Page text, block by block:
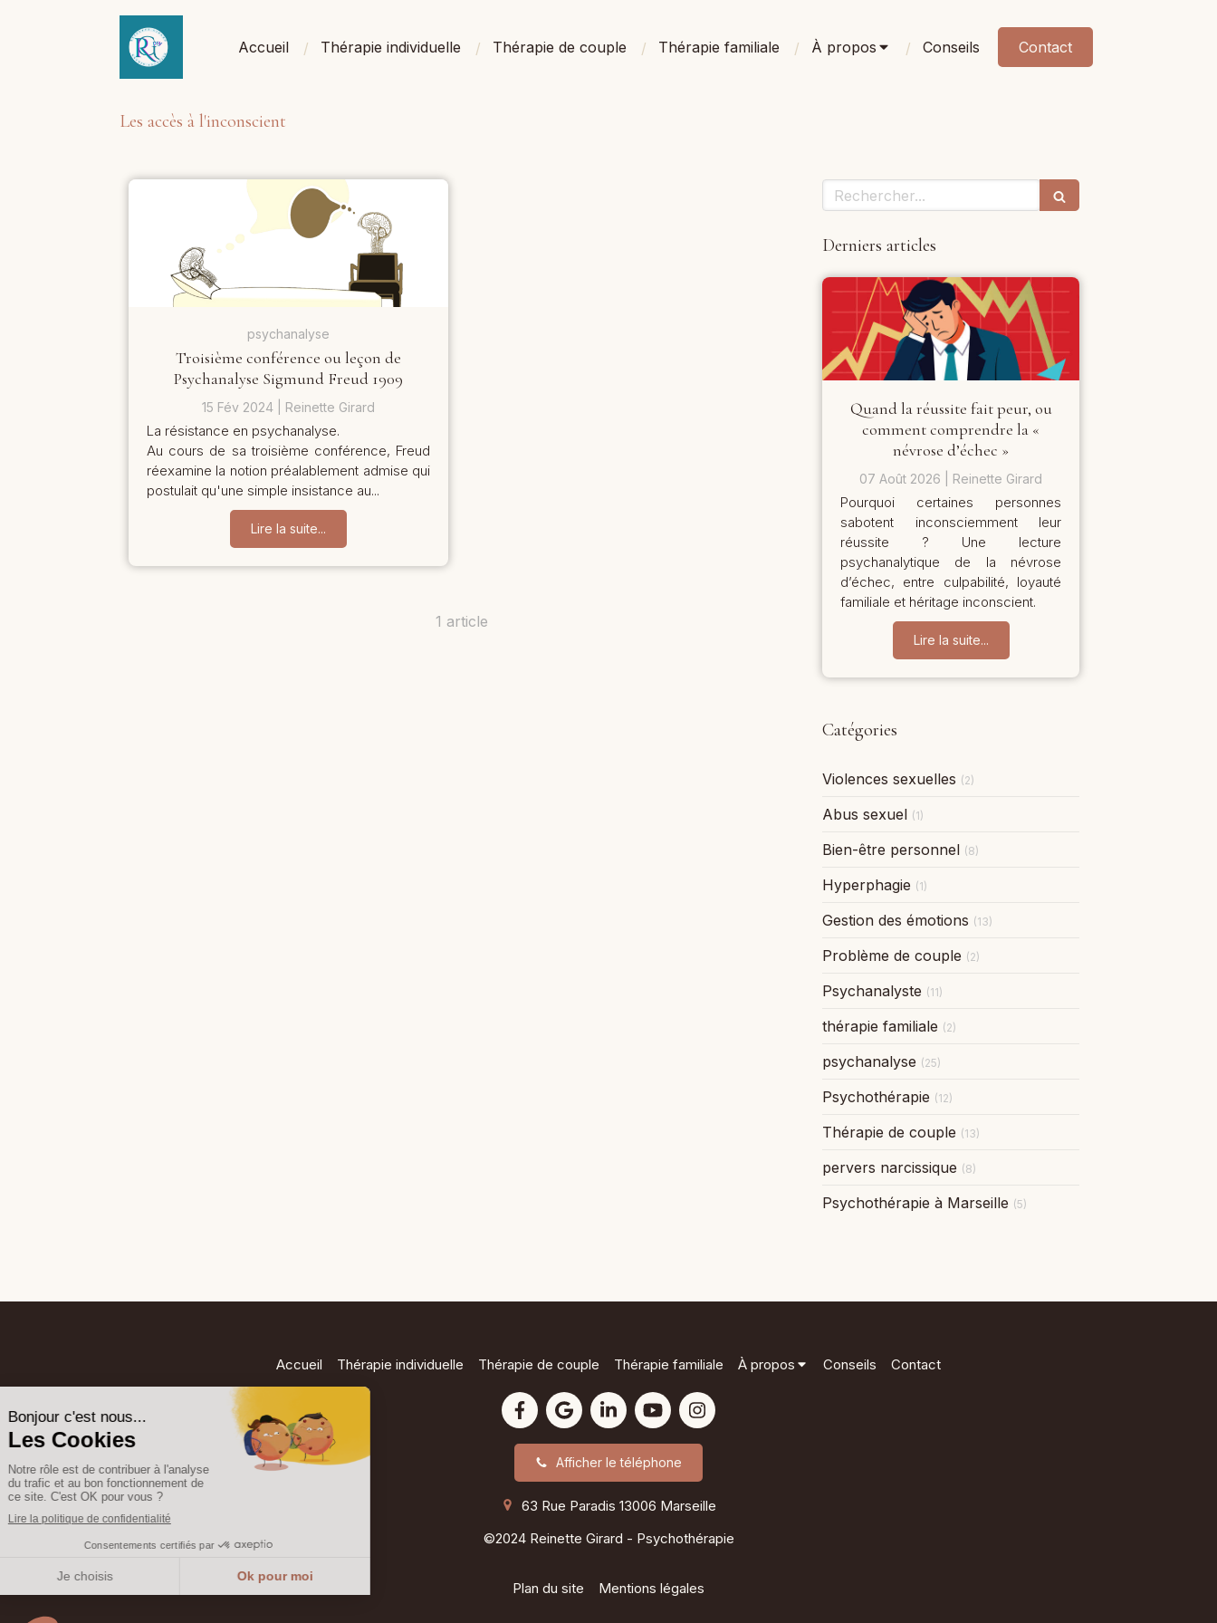
Accueil Thérapie individuelle Thérapie de couple Thérapie familiale À propos Conseils Contact
Les accès à l'inconscient
psychanalyse
Troisième conférence ou leçon de
Psychanalyse Sigmund Freud 1909
15 Fév 2024 Reinette Girard
La résistance en psychanalyse.
Au cours de sa troisième conférence, Freud
réexamine la notion préalablement admise qui
postulait qu'une simple insistance au...
Lire la suite...
1 article
Rechercher
Derniers articles
Quand la réussite fait peur, ou
comment comprendre la «
névrose d’échec »
07 Août 2026 Reinette Girard
Pourquoi certaines personnes
sabotent inconsciemment leur
réussite ? Une lecture
psychanalytique de la névrose
d’échec, entre culpabilité, loyauté
familiale et héritage inconscient.
Lire la suite...
Catégories
Violences sexuelles (2)
Abus sexuel (1)
Bien-être personnel (8)
Hyperphagie (1)
Gestion des émotions (13)
Problème de couple (2)
Psychanalyste (11)
thérapie familiale (2)
psychanalyse (25)
Psychothérapie (12)
Thérapie de couple (13)
pervers narcissique (8)
Psychothérapie à Marseille (5)
Accueil Thérapie individuelle Thérapie de couple Thérapie familiale À propos Conseils Contact
Afficher le téléphone
63 Rue Paradis 13006 Marseille
©2024 Reinette Girard - Psychothérapie
Plan du site Mentions légales